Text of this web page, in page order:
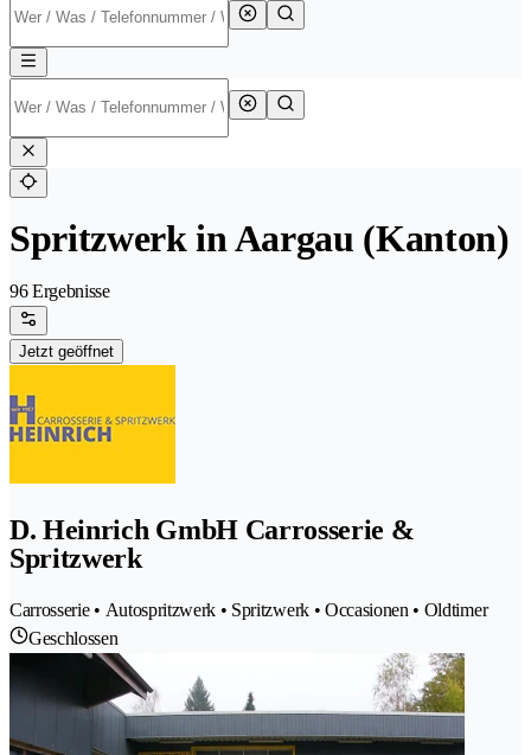
Spritzwerk in Aargau (Kanton)
96 Ergebnisse
Jetzt geöffnet
D. Heinrich GmbH Carrosserie &
Spritzwerk
Carrosserie • Autospritzwerk • Spritzwerk • Occasionen • Oldtimer
Geschlossen